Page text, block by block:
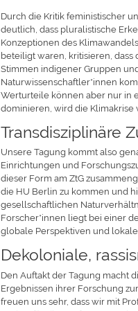
Durch die Kritik feministischer
deutlich, dass pluralistische
Konzeptionen des
beteiligt waren, kritisieren, dass
Stimmen indigener Gruppen
Naturwissenschaftler*innen
Werturteile können aber nur in
dominieren, wird die Klimakrise
Transdisziplinäre
Unsere Tagung kommt also
Einrichtungen und
dieser Form am ZtG
die HU Berlin zu kommen und
gesellschaftlichen
Forscher*innen liegt bei einer
globale Perspektiven und
Dekoloniale,
Den Auftakt der Tagung macht
Ergebnissen ihrer Forschung
freuen uns sehr, dass wir mit